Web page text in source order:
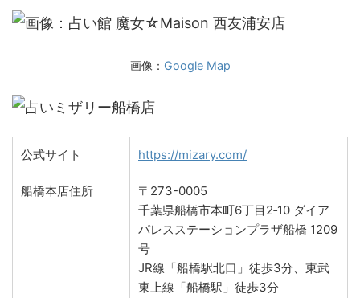
画像： Google Map
公式サイト https://mizary.com/
船橋本店住所
〒273-0005
千葉県船橋市本町6丁目2‐10 ダイア
パレスステーションプラザ船橋 1209
号
JR線「船橋駅北口」徒歩3分、東武
東上線「船橋駅」徒歩3分